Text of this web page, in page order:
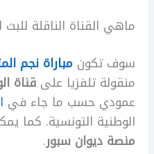
ماهي القناة الناقلة للبث
سوف تكون مباراة نجم
منقولة تلفزيا على قناة الوطنية 2
عمودي حسب ما جاء في
الوطنية التونسية. كما
منصة ديوان سبور.